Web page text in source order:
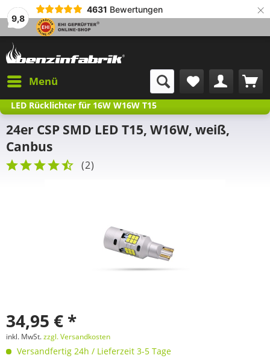
9,8
4631 Bewertungen ×
Menü
LED Rücklichter für 16W W16W T15
24er CSP SMD LED T15, W16W, weiß,
Canbus
(2)
34,95 € *
inkl. MwSt.zzgl. Versandkosten
Versandfertig 24h / Lieferzeit 3-5 Tage